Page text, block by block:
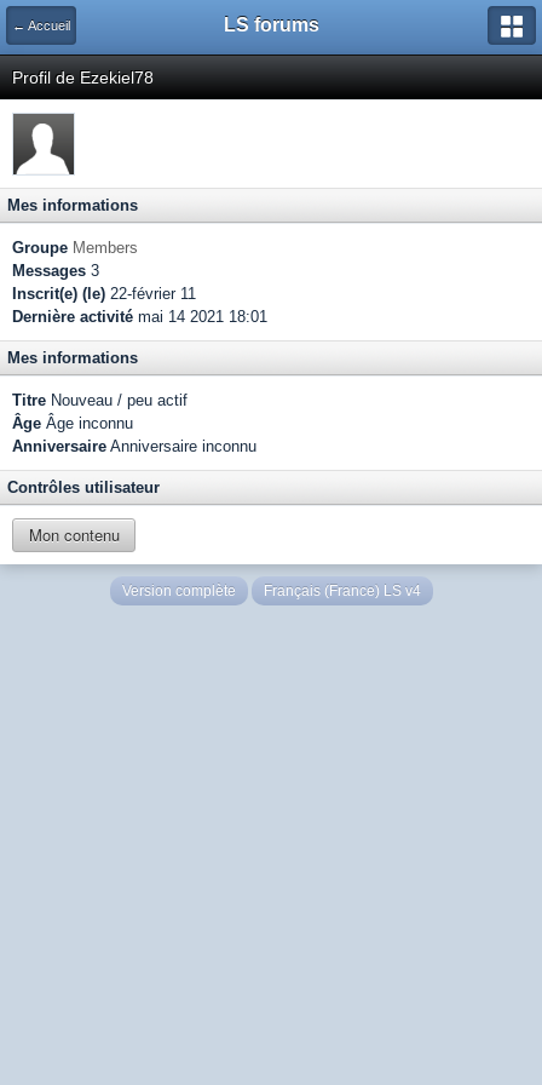
← Accueil LS forums
Profil de Ezekiel78
Mes informations
Groupe Members
Messages 3
Inscrit(e) (le) 22-février 11
Dernière activité mai 14 2021 18:01
Mes informations
Titre Nouveau / peu actif
Âge Âge inconnu
Anniversaire Anniversaire inconnu
Contrôles utilisateur
Mon contenu
Version complète Français (France) LS v4